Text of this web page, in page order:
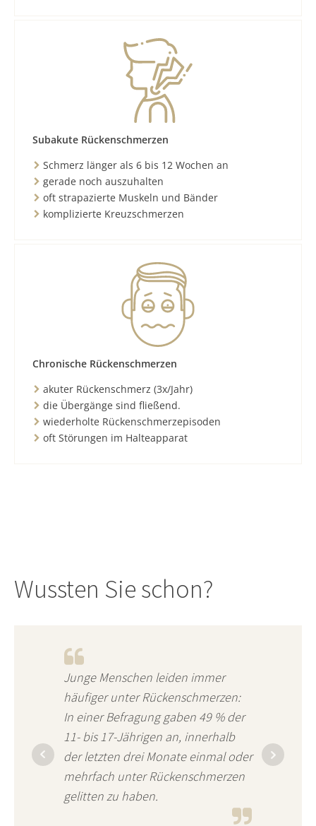
Subakute Rückenschmerzen
Schmerz länger als 6 bis 12 Wochen an
gerade noch auszuhalten
oft strapazierte Muskeln und Bänder
komplizierte Kreuzschmerzen
Chronische Rückenschmerzen
akuter Rückenschmerz (3x/Jahr)
die Übergänge sind fließend.
wiederholte Rückenschmerzepisoden
oft Störungen im Halteapparat
Wussten Sie schon?
Junge Menschen leiden immer
häufiger unter Rückenschmerzen:
In einer Befragung gaben 49 % der
11- bis 17-Jährigen an, innerhalb
der letzten drei Monate einmal oder
mehrfach unter Rückenschmerzen
gelitten zu haben.